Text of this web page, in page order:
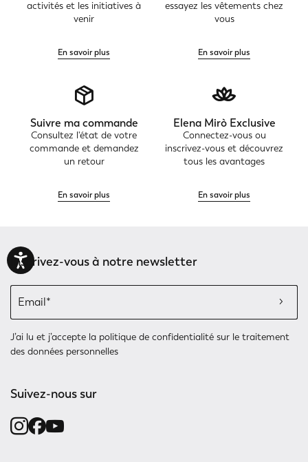
activités et les initiatives à
venir
En savoir plus
essayez les vêtements chez
vous
En savoir plus
Suivre ma commande
Consultez l'état de votre
commande et demandez
un retour
En savoir plus
Elena Mirò Exclusive
Connectez-vous ou
inscrivez-vous et découvrez
tous les avantages
En savoir plus
Inscrivez-vous à notre newsletter
J’ai lu et j’accepte la politique de confidentialité sur le traitement
des données personnelles
Suivez-nous sur